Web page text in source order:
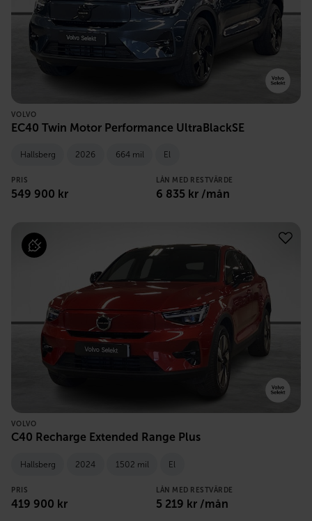
VOLVO
EC40 Twin Motor Performance UltraBlackSE
Hallsberg 2026 664 mil El
PRIS
549 900 kr
LÅN MED RESTVÄRDE
6 835 kr /mån
VOLVO
C40 Recharge Extended Range Plus
Hallsberg 2024 1502 mil El
PRIS
419 900 kr
LÅN MED RESTVÄRDE
5 219 kr /mån